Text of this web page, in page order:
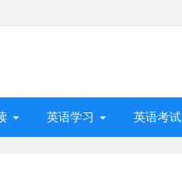
英语学习 英语考试